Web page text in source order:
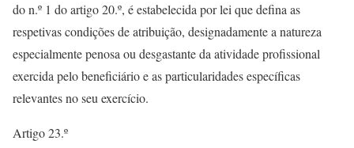
do n.º 1 do artigo 20.º, é estabelecida por lei que defina as
respetivas condições de atribuição, designadamente a natureza
especialmente penosa ou desgastante da atividade profissional
exercida pelo beneficiário e as particularidades específicas
relevantes no seu exercício.
Artigo 23.º